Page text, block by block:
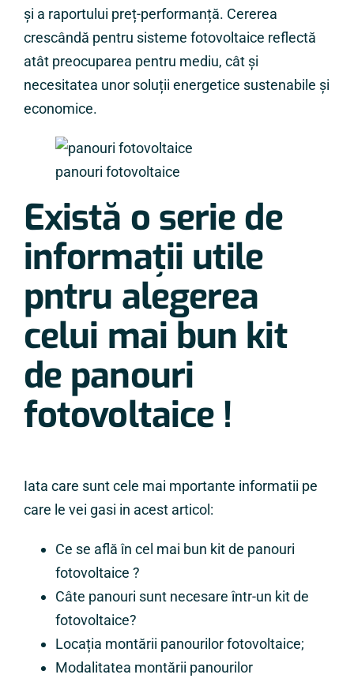
și a raportului preț-performanță. Cererea
crescândă pentru sisteme fotovoltaice reflectă
atât preocuparea pentru mediu, cât și
necesitatea unor soluții energetice sustenabile și
economice.
panouri fotovoltaice
Există o serie de
informații utile
pntru alegerea
celui mai bun kit
de panouri
fotovoltaice !
Iata care sunt cele mai mportante informatii pe
care le vei gasi in acest articol:
Ce se află în cel mai bun kit de panouri
fotovoltaice ?
Câte panouri sunt necesare într-un kit de
fotovoltaice?
Locația montării panourilor fotovoltaice;
Modalitatea montării panourilor